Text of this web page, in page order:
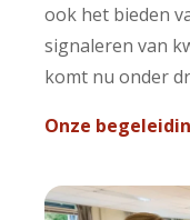
ook het bieden
signaleren van
komt nu onder
Onze